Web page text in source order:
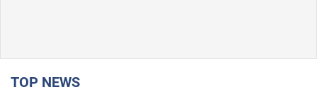
TOP NEWS